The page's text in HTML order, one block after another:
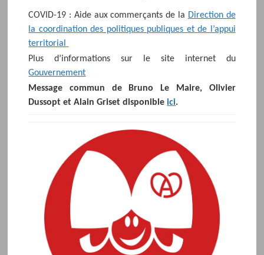
COVID-19 : Aide aux commerçants de la Direction de
la coordination des politiques publiques et de l’appui
territorial
Plus d’informations sur le site internet du
Gouvernement
Message commun de Bruno Le Maire, Olivier
Dussopt et Alain Griset disponibleici.